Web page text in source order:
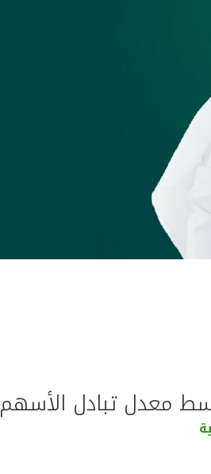
معدل تبادل الأسهم